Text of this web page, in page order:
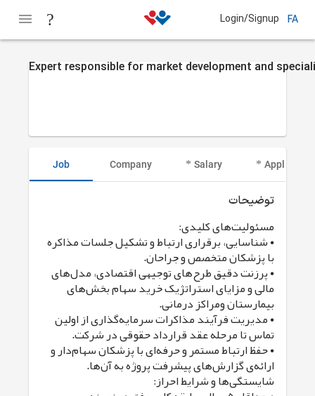
Login/Signup FA
Expert responsible for market development and
Job Company Salary Applicant
توضیحات
مسئولیت‌های کلیدی:
• شناسایی، برقراری ارتباط و تشکیل جلسات مذاکره
با پزشکان متخصص و جراحان.
• پرزنت دقیق طرح‌های توجیهی اقتصادی، مدل‌های
مالی و مزایای استراتژیک خرید سهام بخش‌های
بیمارستان ومراکز درمانی.
• مدیریت فرآیند مذاکرات سرمایه‌گذاری از اولین
تماس تا مرحله عقد قرارداد حقوقی در شرکت.
• حفظ ارتباط مستمر و حرفه‌ای با پزشکان سهام‌دار و
ارائه‌ی گزارش‌های پیشرفت پروژه به آن‌ها.
شایستگی‌ها و شرایط احراز: